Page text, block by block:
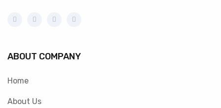
ABOUT COMPANY
Home
About Us